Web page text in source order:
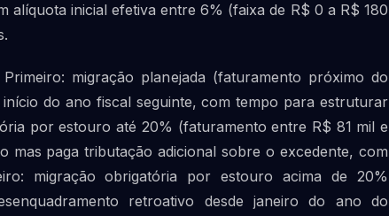
alíquota inicial efetiva entre 6% (faixa de R$ 0 a R$ 180
migração planejada (faturamento próximo do
do ano fiscal seguinte, com tempo para estruturar
por estouro até 20% (faturamento entre R$ 81 mil e
mas paga tributação adicional sobre o excedente, com
migração obrigatória por estouro acima de 20%
retroativo desde janeiro do ano do